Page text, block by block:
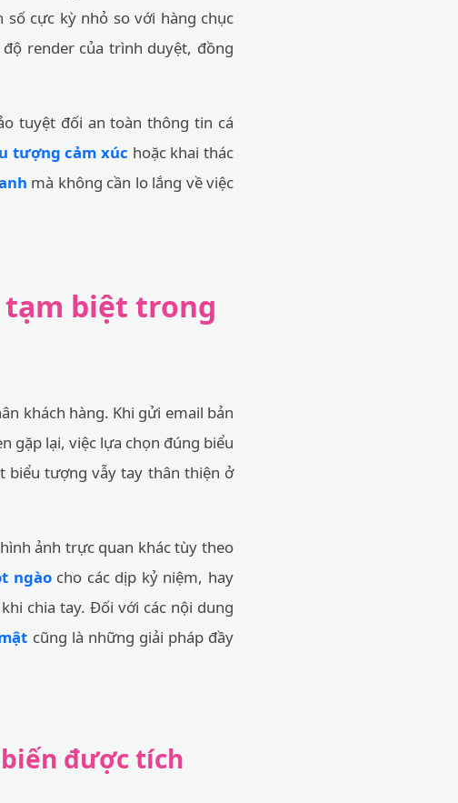
cực kỳ nhỏ so với hàng chục
render của trình duyệt, đồng
tuyệt đối an toàn thông tin cá
tượng cảm xúc hoặc khai thác
mà không cần lo lắng về việc
biệt trong
khách hàng. Khi gửi email bản
gặp lại, việc lựa chọn đúng biểu
biểu tượng vẫy tay thân thiện ở
ảnh trực quan khác tùy theo
ngàocho các dịp kỷ niệm, hay
chia tay. Đối với các nội dung
cũng là những giải pháp đầy
được tích